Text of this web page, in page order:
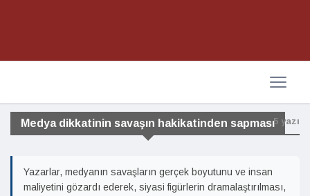
Medya dikkatinin savaşın hakikatinden sapması5 yazı
Yazarlar, medyanın savaşların gerçek boyutunu ve insan
maliyetini gözardı ederek, siyasi figürlerin dramalaştırılması,